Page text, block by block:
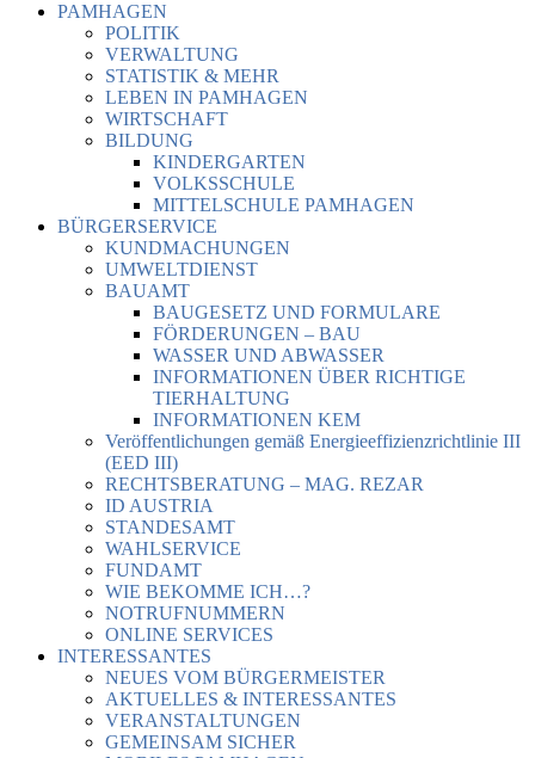
PAMHAGEN
POLITIK
VERWALTUNG
STATISTIK & MEHR
LEBEN IN PAMHAGEN
WIRTSCHAFT
BILDUNG
KINDERGARTEN
VOLKSSCHULE
MITTELSCHULE PAMHAGEN
BÜRGERSERVICE
KUNDMACHUNGEN
UMWELTDIENST
BAUAMT
BAUGESETZ UND FORMULARE
FÖRDERUNGEN – BAU
WASSER UND ABWASSER
INFORMATIONEN ÜBER RICHTIGE
TIERHALTUNG
INFORMATIONEN KEM
Veröffentlichungen gemäß Energieeffizienzrichtlinie III
(EED III)
RECHTSBERATUNG – MAG. REZAR
ID AUSTRIA
STANDESAMT
WAHLSERVICE
FUNDAMT
WIE BEKOMME ICH…?
NOTRUFNUMMERN
ONLINE SERVICES
INTERESSANTES
NEUES VOM BÜRGERMEISTER
AKTUELLES & INTERESSANTES
VERANSTALTUNGEN
GEMEINSAM SICHER